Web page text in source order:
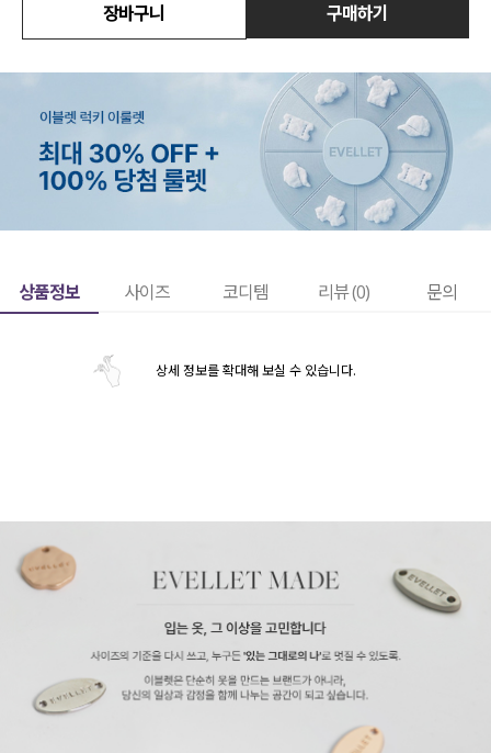
장바구니 구매하기
상품정보 사이즈 코디템 리뷰 (0) 문의
상세 정보를 확대해 보실 수 있습니다.